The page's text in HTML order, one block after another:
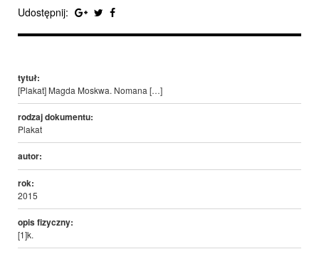
Udostępnij:
tytuł:
[Plakat] Magda Moskwa. Nomana […]
rodzaj dokumentu:
Plakat
autor:
rok:
2015
opis fizyczny:
[1]k.